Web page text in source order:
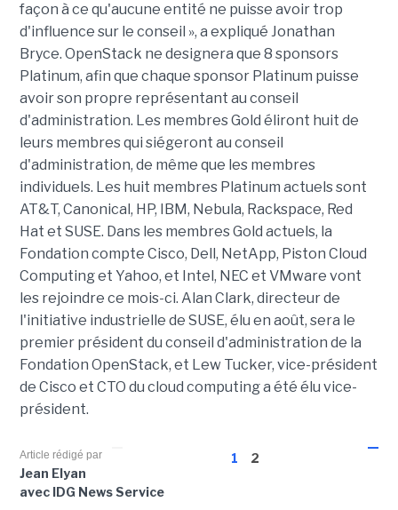
façon à ce qu'aucune entité ne puisse avoir trop
d'influence sur le conseil », a expliqué Jonathan
Bryce. OpenStack ne designera que 8 sponsors
Platinum, afin que chaque sponsor Platinum puisse
avoir son propre représentant au conseil
d'administration. Les membres Gold éliront huit de
leurs membres qui siégeront au conseil
d'administration, de même que les membres
individuels. Les huit membres Platinum actuels sont
AT&T, Canonical, HP, IBM, Nebula, Rackspace, Red
Hat et SUSE. Dans les membres Gold actuels, la
Fondation compte Cisco, Dell, NetApp, Piston Cloud
Computing et Yahoo, et Intel, NEC et VMware vont
les rejoindre ce mois-ci. Alan Clark, directeur de
l'initiative industrielle de SUSE, élu en août, sera le
premier président du conseil d'administration de la
Fondation OpenStack, et Lew Tucker, vice-président
de Cisco et CTO du cloud computing a été élu vice-
président.
1 2
Article rédigé par
Jean Elyan
avec IDG News Service